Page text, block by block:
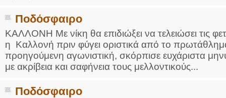
Ποδόσφαιρο
ΚΑΛΛΟΝΗ Με νίκη θα επιδιώξει να τελειώσει τις
η Καλλονή πριν φύγει οριστικά από το
προηγούμενη αγωνιστική, σκόρπισε ευχάριστα
με ακρίβεια και σαφήνεια τους μελλοντικούς...
Ποδόσφαιρο